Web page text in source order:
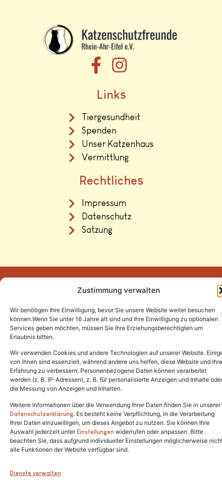
Zustimmung verwalten
Wir benötigen Ihre Einwilligung, bevor Sie unsere Website weiter besuchen
können.Wenn Sie unter 16 Jahre alt sind und Ihre Einwilligung zu optionalen
Services geben möchten, müssen Sie Ihre Erziehungsberechtigten um
Erlaubnis bitten.
Wir verwenden Cookies und andere Technologien auf unserer Website.
von ihnen sind essenziell, während andere uns helfen, diese Website und Ihre
Erfahrung zu verbessern. Personenbezogene Daten können verarbeitet
werden (z. B. IP-Adressen), z. B. für personalisierte Anzeigen und Inhalte
die Messung von Anzeigen und Inhalten.
Weitere Informationen über die Verwendung Ihrer Daten finden Sie in unserer
Datenschutzerklärung. Es besteht keine Verpflichtung, in die Verarbeitung
Ihrer Daten einzuwilligen, um dieses Angebot zu nutzen. Sie können Ihre
Auswahl jederzeit unterEinstellungen widerrufen oder anpassen. Bitte
beachten Sie, dass aufgrund individueller Einstellungen möglicherweise
alle Funktionen der Website verfügbar sind.
Dienste verwalten
Links
Tiergesundheit
Spenden
Unser Katzenhaus
Vermittlung
Rechtliches
Impressum
Datenschutz
Satzung
Copyright © 2024. Alle Rechte vorbehalten.
Tel.:(02646) 915928
info@katzenschutzfreunde.de
Im Brandenfeld 22
53426 Schalkenbach